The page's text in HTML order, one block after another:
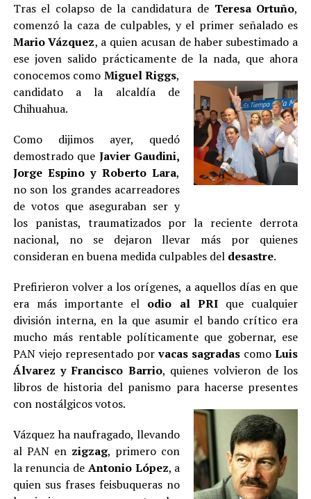
Tras el colapso de la candidatura de Teresa Ortuño,
comenzó la caza de culpables, y el primer señalado es
Mario Vázquez, a quien acusan de haber subestimado a
ese joven salido prácticamente de la nada, que ahora
conocemos como Miguel Riggs,
candidato a la alcaldía de
Chihuahua.
Como dijimos ayer, quedó
demostrado que Javier Gaudini,
Jorge Espino y Roberto Lara,
no son los grandes acarreadores
de votos que aseguraban ser y
los panistas, traumatizados por la reciente derrota
nacional, no se dejaron llevar más por quienes
consideran en buena medida culpables del desastre.
Prefirieron volver a los orígenes, a aquellos días en que
era más importante el odio al PRIque cualquier
división interna, en la que asumir el bando crítico era
mucho más rentable políticamente que gobernar, ese
PAN viejo representado porvacas sagradas comoLuis
Álvarez y Francisco Barrio, quienes volvieron de los
libros de historia del panismo para hacerse presentes
con nostálgicos votos.
Vázquez ha naufragado, llevando
al PAN en zigzag, primero con
la renuncia de Antonio López, a
quien sus frases feisbuqueras no